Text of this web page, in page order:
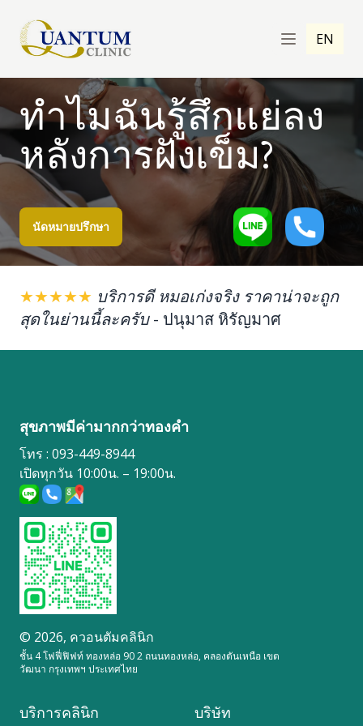
EN
ทำไมฉันรู้สึกแย่ลง
หลังการฝังเข็ม?
นัดหมายปรึกษา
★★★★★ บริการดี หมอเก่งจริง ราคาน่าจะถูก
สุดในย่านนี้ละครับ- ปนุมาส หิรัญมาศ
สุขภาพมีค่ามากกว่าทองคำ
โทร : 093-449-8944
เปิดทุกวัน 10:00น. – 19:00น.
© 2026, ควอนตัมคลินิก
ชั้น 4 โฟฟี่ฟิฟท์ ทองหล่อ 90 2 ถนนทองหล่อ, คลองตันเหนือ เขต
วัฒนา กรุงเทพฯ ประเทศไทย
บริการคลินิก บริษัท